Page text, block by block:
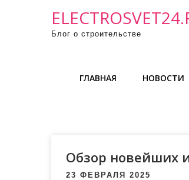
Блог о строительстве
ГЛАВНАЯ НОВОСТИ
Обзор новейших
23 ФЕВРАЛЯ 2025